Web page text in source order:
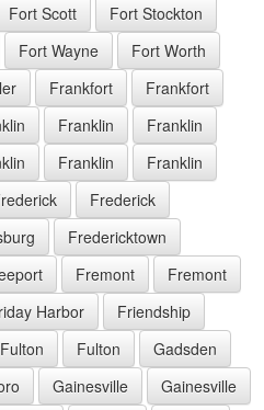
Fort Scott
Fort Stockton
Fort Wayne
Fort Worth
Frankfort
Frankfort
Franklin
Franklin
Franklin
Franklin
Frederick
Fredericktown
Fremont
Fremont
Harbor
Friendship
Fulton Fulton
Gadsden
Gainesville
Gainesville